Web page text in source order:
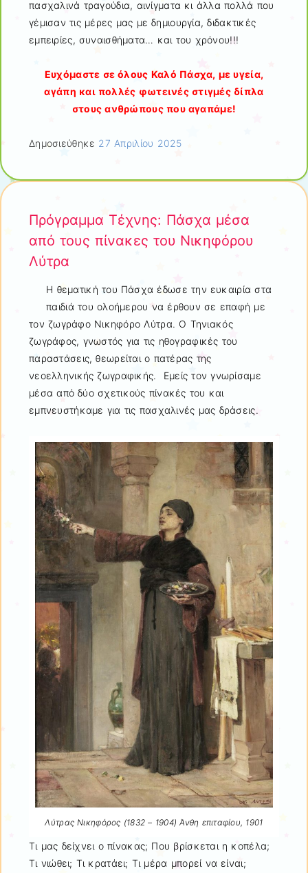
πασχαλινά τραγούδια, αινίγματα κι άλλα πολλά που
γέμισαν τις μέρες μας με δημιουργία, διδακτικές
εμπειρίες, συναισθήματα… και του χρόνου!!!
Ευχόμαστε σε όλους Καλό Πάσχα, με υγεία,
αγάπη και πολλές φωτεινές στιγμές δίπλα
στους ανθρώπους που αγαπάμε!
Δημοσιεύθηκε 27 Απριλίου 2025
Πρόγραμμα Τέχνης: Πάσχα μέσα
από τους πίνακες του Νικηφόρου
Λύτρα
Η θεματική του Πάσχα έδωσε την ευκαιρία στα
παιδιά του ολοήμερου να έρθουν σε επαφή με
τον ζωγράφο Νικηφόρο Λύτρα. Ο Τηνιακός
ζωγράφος, γνωστός για τις ηθογραφικές του
παραστάσεις, θεωρείται ο πατέρας της
νεοελληνικής ζωγραφικής. Εμείς τον γνωρίσαμε
μέσα από δύο σχετικούς πίνακές του και
εμπνευστήκαμε για τις πασχαλινές μας δράσεις.
Λύτρας Νικηφόρος (1832 – 1904) Άνθη επιταφίου, 1901
Τι μας δείχνει ο πίνακας; Που βρίσκεται η κοπέλα;
Τι νιώθει; Τι κρατάει; Τι μέρα μπορεί να είναι;